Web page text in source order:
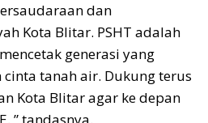
dan
Kota Blitar. PSHT adalah
generasi yang
tanah air. Dukung terus
Kota Blitar agar ke depan